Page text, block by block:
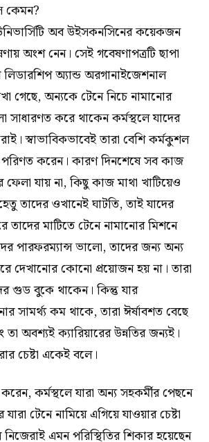
কেমন?
অব উইসকনসিনের কয়েকজন
অংশ নেন। সেই গবেষণাপত্রটি ছাপা
অ্যান্ড অরগানাইজেশনাল
গেছে, অন্যকে টেনে নিচে নামানোর
করে থাকেন কর্মস্থলে যাদের
স্বাভাবিকভাবেই তারা বেশি কর্মকুশল
পরিণত করেন। কারণ দিনশেষে সব কাজ
যায় না, কিছু কাজ মাথা খাটিয়েও
তাদের ওখানেই ঘাটতি, তাই যাদের
তাদের মাটিতে টেনে নামানোর মিশনে
পারফরম্যান্স ভালো, তাদের জন্য অন্য
দেখানোর কোনো প্রয়োজন হয় না। তারা
গুড বুকে থাকেন। কিন্তু যার
সামর্থ্য কম থাকে, তারা ঈর্ষাবশত বেছে
অবশ্যই ক্যারিয়ারের উন্নতির জন্যই।
চেষ্টা একেই বলে।
কর্মস্থলে যারা অন্য সহকর্মীর পেছনে
টেনে নামিয়ে এগিয়ে যাওয়ার চেষ্টা
এমন পরিস্থিতির শিকার হয়েছেন